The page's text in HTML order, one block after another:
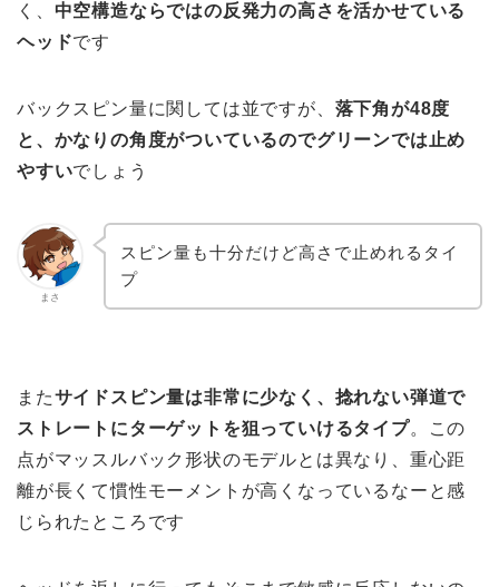
く、 中空構造ならではの反発力の高さを活かせている
ヘッドです
バックスピン量に関しては並ですが、 落下角が48度
と、かなりの角度がついているのでグリーンでは止め
やすいでしょう
まさ
スピン量も十分だけど高さで止めれるタイ
プ
またサイドスピン量は非常に少なく、捻れない弾道で
ストレートにターゲットを狙っていけるタイプ。この
点がマッスルバック形状のモデルとは異なり、重心距
離が長くて慣性モーメントが高くなっているなーと感
じられたところです